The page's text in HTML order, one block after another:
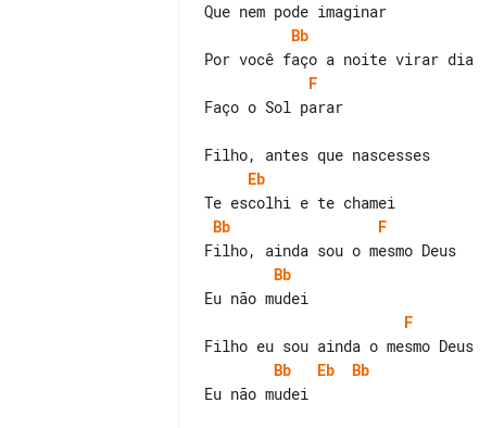
Bb
F
Faço o Sol parar
Eb
Bb
F
Bb
F
Bb
Eb
Bb